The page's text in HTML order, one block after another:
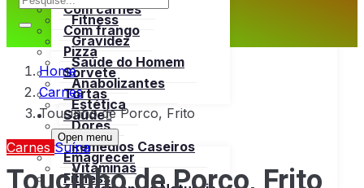
Fitness
Gravidez
Saúde do Homem
Anabolizantes
Estética
Dores
Remédios Caseiros
Vitaminas
Com carnes
Com frango
Pizza
Sorvete
Tortas
Saúde
Open menu
Emagrecer
Fitness
Home
Carnes
Toucinho de Porco, Frito
Carnes Suína